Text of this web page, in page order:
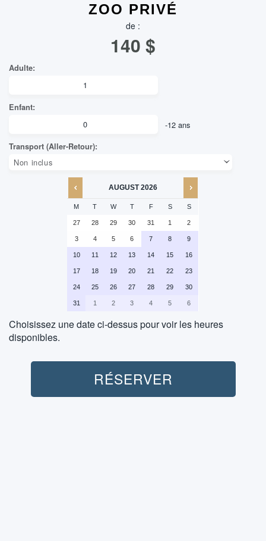
ZOO PRIVÉ
de :
140 $
Enfant:
AUGUST 2026
M T W T F S S
27 28 29 30 31 1 2
3 4 5 6 7 8 9
10 11 12 13 14 15 16
17 18 19 20 21 22 23
24 25 26 27 28 29 30
31 1 2 3 4 5 6
Choisissez une date ci-dessus pour voir les heures
disponibles.
RÉSERVER